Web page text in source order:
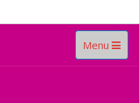
Toggle
navigation
Menu